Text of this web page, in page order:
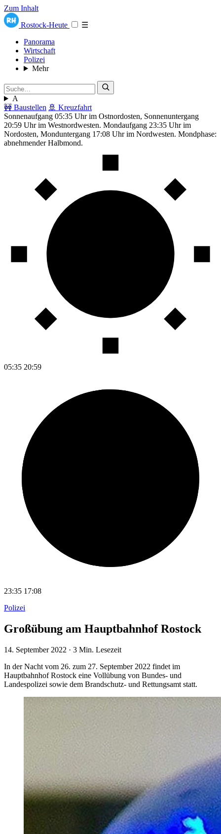
Zum Inhalt
Rostock-Heute
☰
Panorama
Wirtschaft
Polizei
Mehr
A
🚧 Baustellen 🚢 Kreuzfahrt
Sonnenaufgang 05:35 Uhr im Ostnordosten, Sonnenuntergang
20:59 Uhr im Westnordwesten. Mondaufgang 23:35 Uhr im
Nordosten, Monduntergang 17:08 Uhr im Nordwesten. Mondphase:
abnehmender Halbmond.
05:35 20:59
23:35 17:08
Polizei
Großübung am Hauptbahnhof Rostock
14. September 2022 · 3 Min. Lesezeit
In der Nacht vom 26. zum 27. September 2022 findet im
Hauptbahnhof Rostock eine Vollübung von Bundes- und
Landespolizei sowie dem Brandschutz- und Rettungsamt statt.